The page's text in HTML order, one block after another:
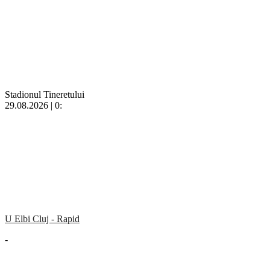
Stadionul Tineretului
29.08.2026 | 0:
U Elbi Cluj - Rapid
-